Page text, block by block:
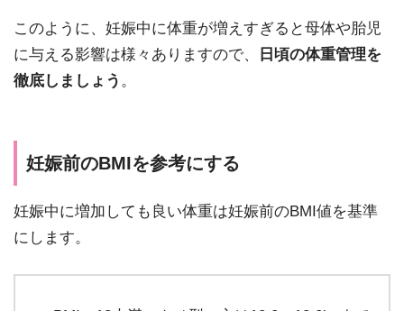
このように、妊娠中に体重が増えすぎると母体や胎児
に与える影響は様々ありますので、
日頃の体重管理を
徹底しましょう 。
妊娠前のBMIを参考にする
妊娠中に増加しても良い体重は妊娠前のBMI値を基準
にします。